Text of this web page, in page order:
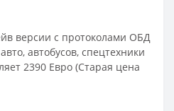
версии с протоколами ОБД
автобусов, спецтехники
2390 Евро (Старая цена